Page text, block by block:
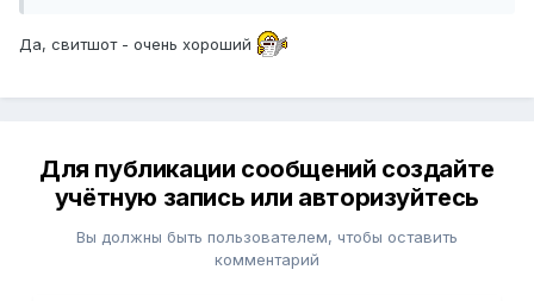
Да, свитшот - очень хороший
Для публикации сообщений создайте
учётную запись или авторизуйтесь
Вы должны быть пользователем, чтобы оставить
комментарий